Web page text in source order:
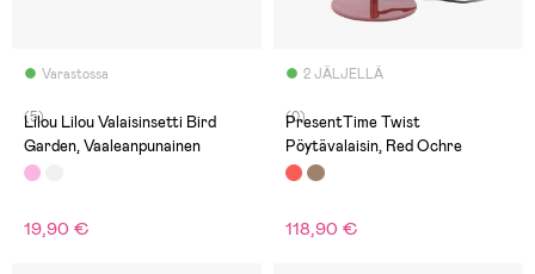
Varastossa
(5)
Lilou Lilou Valaisinsetti Bird
Garden, Vaaleanpunainen
19,90 €
2 JÄLJELLÄ
(0)
PresentTime Twist
Pöytävalaisin, Red Ochre
118,90 €